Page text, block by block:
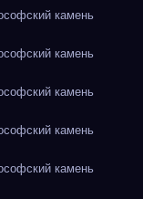
камень
камень
камень
камень
камень